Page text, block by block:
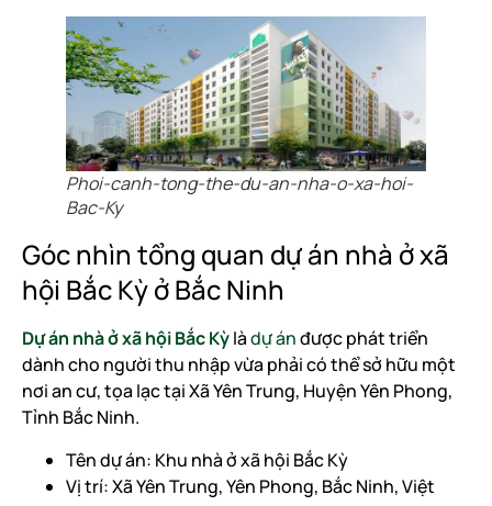
Phoi-canh-tong-the-du-an-nha-o-xa-hoi-
Bac-Ky
Góc nhìn tổng quan dự án nhà ở xã
hội Bắc Kỳ ở Bắc Ninh
Dự án nhà ở xã hội Bắc Kỳlàdự ánđược phát triển
dành cho người thu nhập vừa phải có thể sở hữu một
nơi an cư, tọa lạc tại Xã Yên Trung, Huyện Yên Phong,
Tỉnh Bắc Ninh.
Tên dự án: Khu nhà ở xã hội Bắc Kỳ
Vị trí: Xã Yên Trung, Yên Phong, Bắc Ninh, Việt